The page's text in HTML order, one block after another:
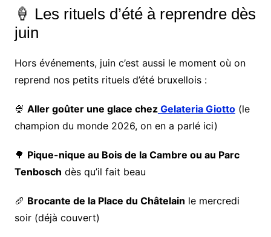
🍦 Les rituels d’été à reprendre dès
juin
Hors événements, juin c’est aussi le moment où on
reprend nos petits rituels d’été bruxellois :
🍨 Aller goûter une glace chezGelateria Giotto(le
champion du monde 2026, on en a parlé ici)
🌳 Pique-nique au Bois de la Cambre ou au Parc
Tenbosch dès qu’il fait beau
🥖 Brocante de la Place du Châtelain le mercredi
soir (déjà couvert)